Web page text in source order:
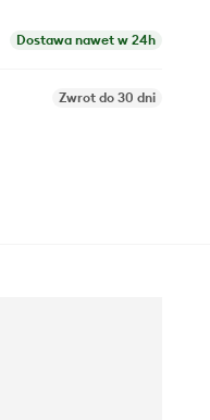
Dostawa nawet w 24h
Zwrot do 30 dni